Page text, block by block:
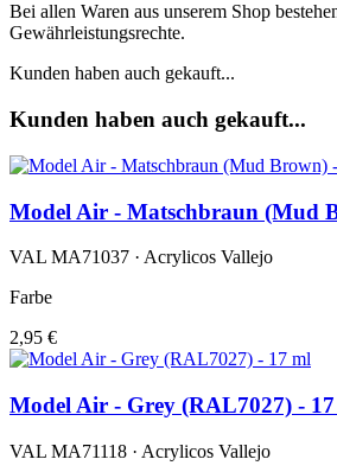
Bei allen Waren aus unserem Shop
Gewährleistungsrechte.
Kunden haben auch gekauft...
Kunden haben auch gekauft...
Model Air - Matschbraun (Mud
VAL MA71037 · Acrylicos Vallejo
Farbe
2,95 €
Model Air - Grey (RAL7027) -
VAL MA71118 · Acrylicos Vallejo